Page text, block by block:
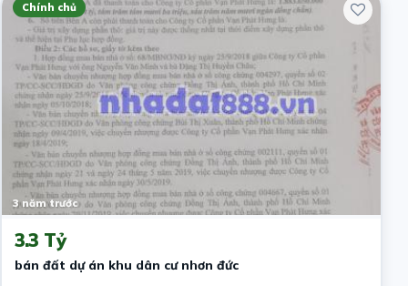
Chính chủ
3 năm trước
3.3 Tỷ
bán đất dự án khu dân cư nhơn đức